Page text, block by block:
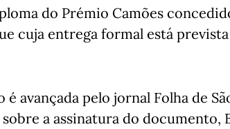
do Prémio Camões
cuja entrega formal está
é avançada pelo jornal Folha de
a assinatura do documento,